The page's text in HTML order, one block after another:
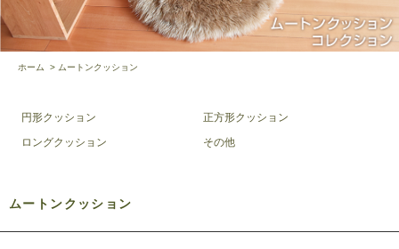
ホーム > ムートンクッション
円形クッション
正方形クッション
ロングクッション
その他
ムートンクッション